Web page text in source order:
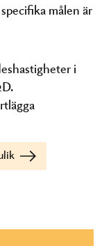
målen är
i